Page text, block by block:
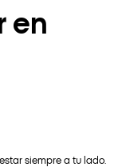
en
siempre a tu lado.